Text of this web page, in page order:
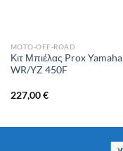
MOTO-OFF-ROAD
Κιτ Μπιέλας Prox Yamaha
WR/YZ 450F
227,00€